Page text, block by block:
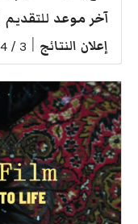
آخر موعد للتقديم
إعلان النتائج 3 / 4 / 2026